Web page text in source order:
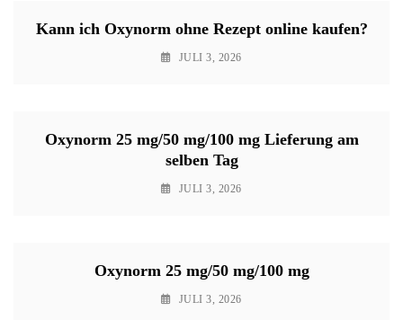
Kann ich Oxynorm ohne Rezept online kaufen?
JULI 3, 2026
Oxynorm 25 mg/50 mg/100 mg Lieferung am
selben Tag
JULI 3, 2026
Oxynorm 25 mg/50 mg/100 mg
JULI 3, 2026